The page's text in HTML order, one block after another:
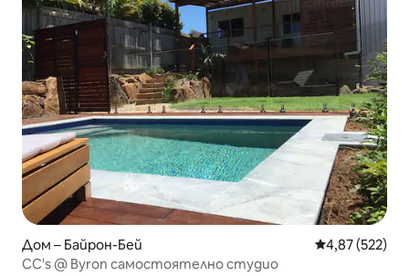
Дом – Байрон-Бей Средна
4,87 (522)
CC's @ Byron самостоятелно студио